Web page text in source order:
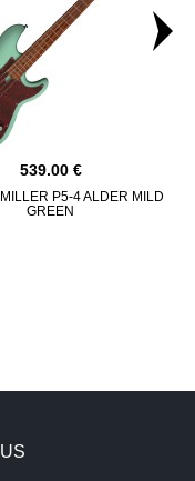
539.00
P5-4 ALDER MILD
GREEN